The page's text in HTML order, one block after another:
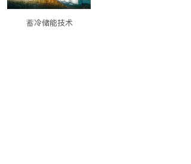
蓄冷储能技术